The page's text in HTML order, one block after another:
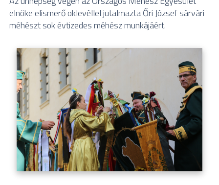
elnöke elismerő oklevéllel jutalmazta Őri József sárvári
méhészt sok évtizedes méhész munkájáért.